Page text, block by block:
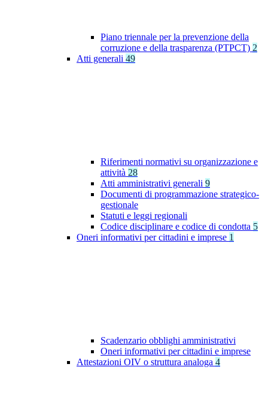
Piano triennale per la prevenzione della
corruzione e della trasparenza (PTPCT) 2
Atti generali 49
Riferimenti normativi su organizzazione e
attività 28
Atti amministrativi generali 9
Documenti di programmazione strategico-
gestionale
Statuti e leggi regionali
Codice disciplinare e codice di condotta 5
Oneri informativi per cittadini e imprese 1
Scadenzario obblighi amministrativi
Oneri informativi per cittadini e imprese
Attestazioni OIV o struttura analoga 4